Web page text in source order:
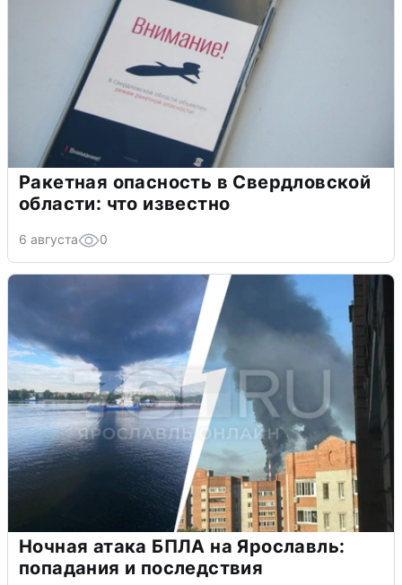
Ракетная опасность в Свердловской
области: что известно
6 августа 0
Ночная атака БПЛА на Ярославль:
попадания и последствия